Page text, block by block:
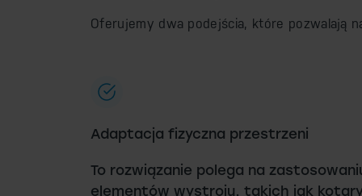
Oferujemy dwa podejścia, które pozwalają
Adaptacja fizyczna przestrzeni
To rozwiązanie polega na
elementów wystroju, takich jak